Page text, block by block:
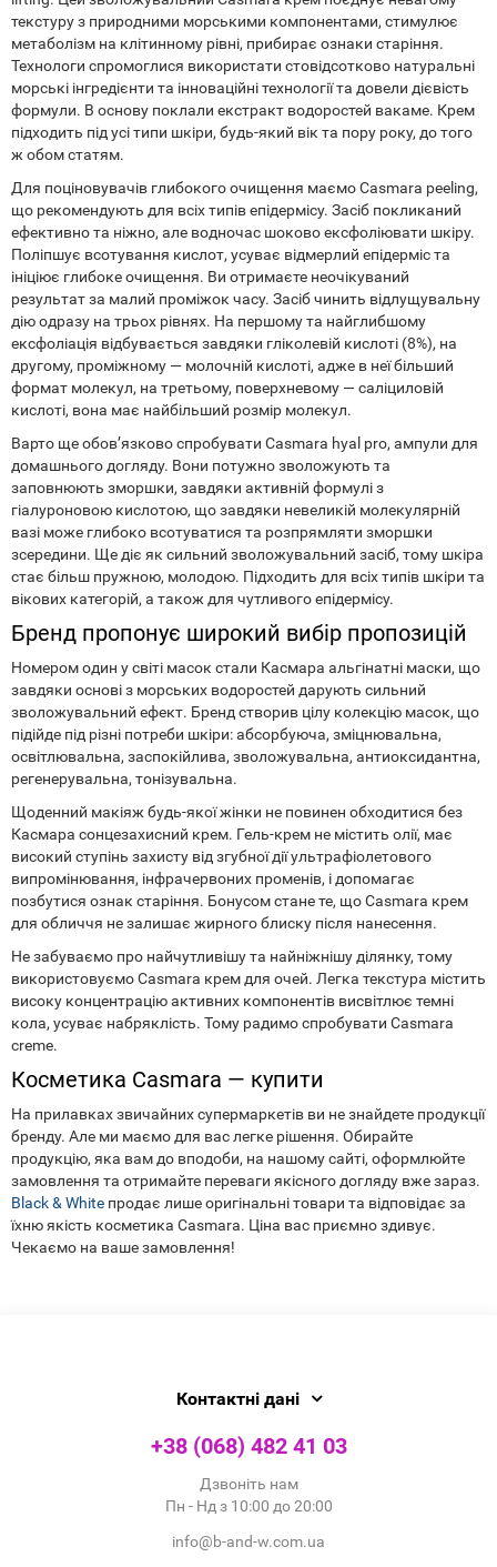
текстуру з природними морськими компонентами, стимулює
метаболізм на клітинному рівні, прибирає ознаки старіння.
Технологи спромоглися використати стовідсотково натуральні
морські інгредієнти та інноваційні технології та довели дієвість
формули. В основу поклали екстракт водоростей вакаме. Крем
підходить під усі типи шкіри, будь-який вік та пору року, до того
ж обом статям.
Для поціновувачів глибокого очищення маємо Casmara peeling,
що рекомендують для всіх типів епідермісу. Засіб покликаний
ефективно та ніжно, але водночас шоково ексфоліювати шкіру.
Поліпшує всотування кислот, усуває відмерлий епідерміс та
ініціює глибоке очищення. Ви отримаєте неочікуваний
результат за малий проміжок часу. Засіб чинить відлущувальну
дію одразу на трьох рівнях. На першому та найглибшому
ексфоліація відбувається завдяки гліколевій кислоті (8%), на
другому, проміжному — молочній кислоті, адже в неї більший
формат молекул, на третьому, поверхневому — саліциловій
кислоті, вона має найбільший розмір молекул.
Варто ще обов’язково спробувати Casmara hyal pro, ампули для
домашнього догляду. Вони потужно зволожують та
заповнюють зморшки, завдяки активній формулі з
гіалуроновою кислотою, що завдяки невеликій молекулярній
вазі може глибоко всотуватися та розпрямляти зморшки
зсередини. Ще діє як сильний зволожувальний засіб, тому шкіра
стає більш пружною, молодою. Підходить для всіх типів шкіри та
вікових категорій, а також для чутливого епідермісу.
Бренд пропонує широкий вибір пропозицій
Номером один у світі масок стали Касмара альгінатні маски, що
завдяки основі з морських водоростей дарують сильний
зволожувальний ефект. Бренд створив цілу колекцію масок, що
підійде під різні потреби шкіри: абсорбуюча, зміцнювальна,
освітлювальна, заспокійлива, зволожувальна, антиоксидантна,
регенерувальна, тонізувальна.
Щоденний макіяж будь-якої жінки не повинен обходитися без
Касмара сонцезахисний крем. Гель-крем не містить олії, має
високий ступінь захисту від згубної дії ультрафіолетового
випромінювання, інфрачервоних променів, і допомагає
позбутися ознак старіння. Бонусом стане те, що Casmara крем
для обличчя не залишає жирного блиску після нанесення.
Не забуваємо про найчутливішу та найніжнішу ділянку, тому
використовуємо Casmara крем для очей. Легка текстура містить
високу концентрацію активних компонентів висвітлює темні
кола, усуває набряклість. Тому радимо спробувати Casmara
creme.
Косметика Casmara — купити
На прилавках звичайних супермаркетів ви не знайдете продукції
бренду. Але ми маємо для вас легке рішення. Обирайте
продукцію, яка вам до вподоби, на нашому сайті, оформлюйте
замовлення та отримайте переваги якісного догляду вже зараз.
Black & White продає лише оригінальні товари та відповідає за
їхню якість косметика Casmara. Ціна вас приємно здивує.
Чекаємо на ваше замовлення!
Контактні дані
+38 (068) 482 41 03
Дзвоніть нам
Пн - Нд з 10:00 до 20:00
info@b-and-w.com.ua